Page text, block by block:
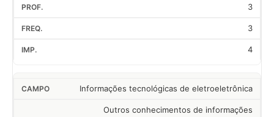
3
3
4
Informações tecnológicas de eletroeletrônica
Outros conhecimentos de informações